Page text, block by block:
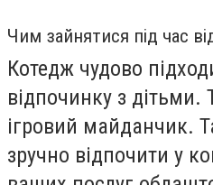
Чим зайнятися під час
Котедж чудово
відпочинку з дітьми.
ігровий майданчик.
зручно відпочити у